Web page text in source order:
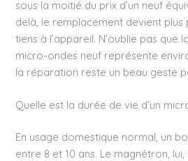
sous la moitié du prix d’un neuf
delà, le remplacement devient plus
tiens à l’appareil. N’oublie pas que
micro-ondes neuf représente
la réparation reste un beau geste
Quelle est la durée de vie d’un
En usage domestique normal, un
entre 8 et 10 ans. Le magnétron,